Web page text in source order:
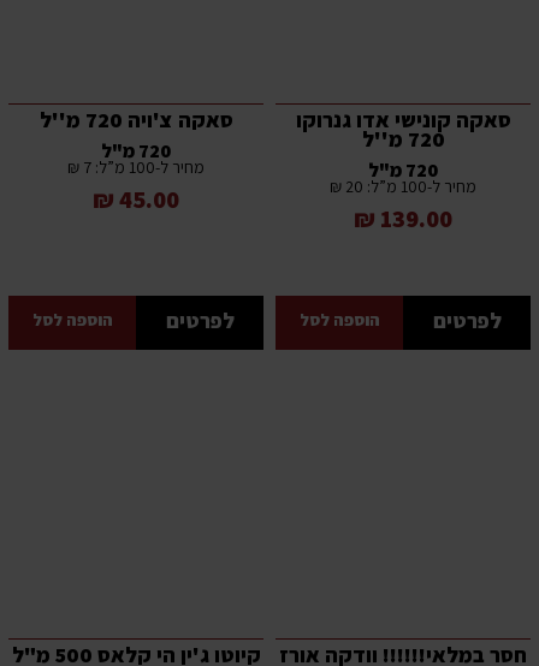
סאקה קונישי אדו גנרוקו
720 מ''ל
720 מ"ל
מחיר ל-100 מ”ל: 20 ₪
139.00 ₪
לפרטים הוספה לסל
סאקה צ'ויה 720 מ''ל
720 מ"ל
מחיר ל-100 מ”ל: 7 ₪
45.00 ₪
לפרטים הוספה לסל
חסר במלאי!!!!!! וודקה אורז קיוטו ג'ין הי קלאס 500 מ"ל